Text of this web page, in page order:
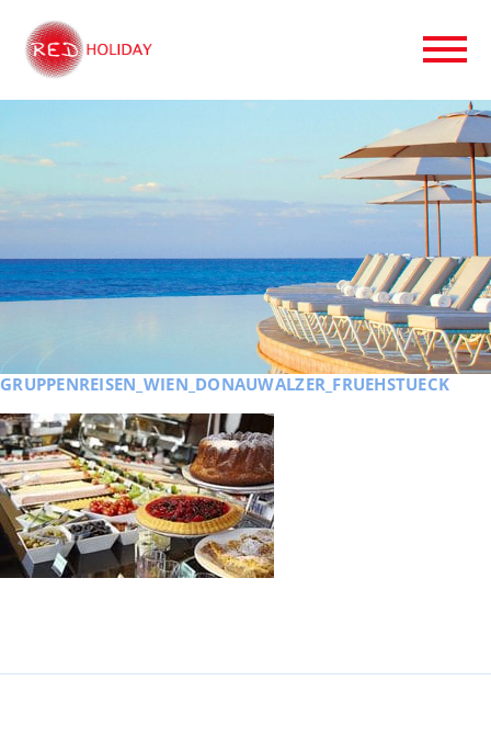
GRUPPENREISEN_WIEN_DONAUWALZER_FRUEHSTUECK